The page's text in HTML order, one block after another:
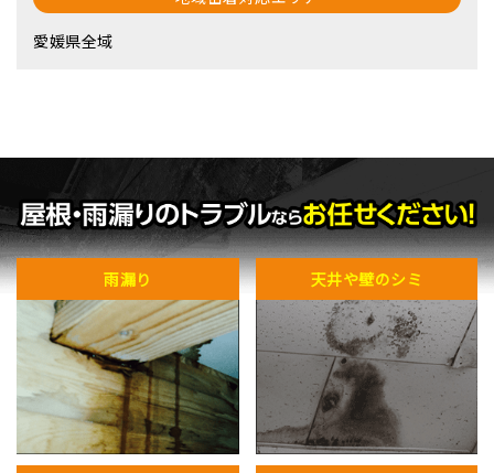
愛媛県全域
雨漏り 天井や壁のシミ